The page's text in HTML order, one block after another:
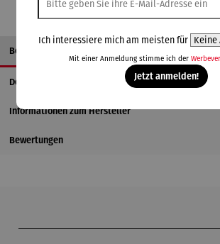
Beschreibung
Details
Informationen zum Hersteller
Bewertungen
Ich interessiere mich am meisten für
Mit einer Anmeldung stimme ich der
Jetzt anmelden!